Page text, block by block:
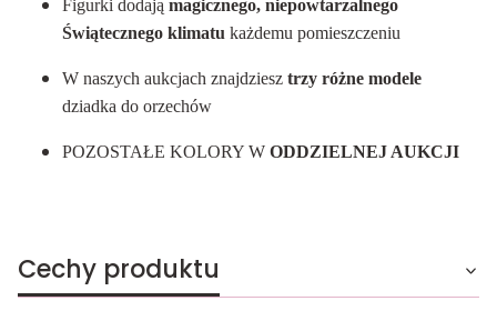
Figurki dodają magicznego, niepowtarzalnego
Świątecznego klimatu każdemu pomieszczeniu
W naszych aukcjach znajdziesz trzy różne modele
dziadka do orzechów
POZOSTAŁE KOLORY W ODDZIELNEJ AUKCJI
Cechy produktu